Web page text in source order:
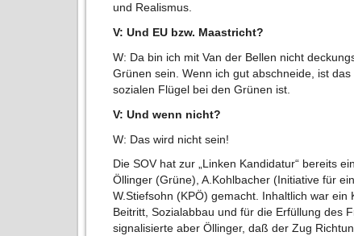
und Realismus.
V: Und EU bzw. Maastricht?
W: Da bin ich mit Van der Bellen nicht
Grünen sein. Wenn ich gut abschneide, ist
sozialen Flügel bei den Grünen ist.
V: Und wenn nicht?
W: Das wird nicht sein!
Die SOV hat zur „Linken Kandidatur“ bereits
Öllinger (Grüne), A.Kohlbacher (Initiative für
W.Stiefsohn (KPÖ) gemacht. Inhaltlich war
Beitritt, Sozialabbau und für die Erfüllung des
signalisierte aber Öllinger, daß der Zug